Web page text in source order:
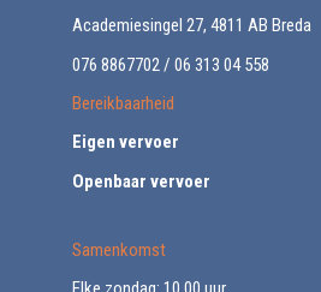
Academiesingel 27, 4811 AB Breda
076 8867702 / 06 313 04 558
Bereikbaarheid
Eigen vervoer
Openbaar vervoer
Samenkomst